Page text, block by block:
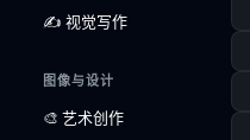
✍️ 视觉写作
图像与设计
🎨 艺术创作